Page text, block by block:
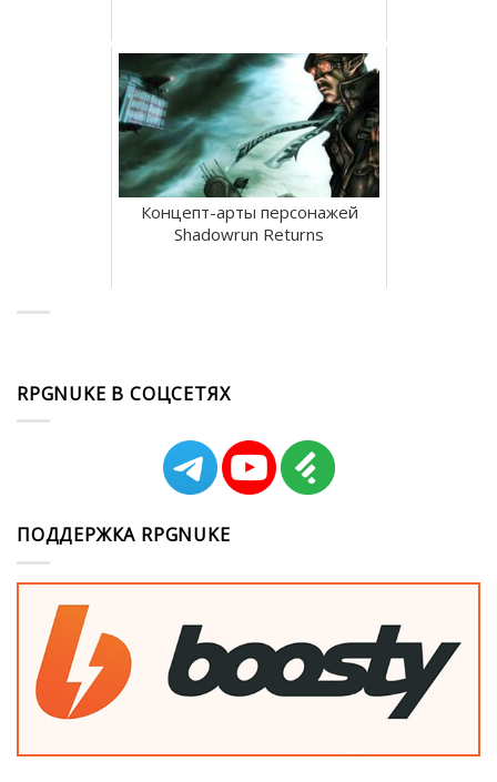
Концепт-арты персонажей
Shadowrun Returns
RPGNUKE В СОЦСЕТЯХ
ПОДДЕРЖКА RPGNUKE